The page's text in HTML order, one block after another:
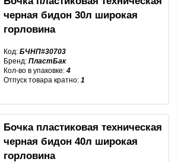
черная бидон 30л широкая
горловина
Код: БЧНП#30703
Бренд: ПластБак
Кол-во в упаковке: 4
Отпуск товара кратно: 1
Бочка пластиковая техническая
черная бидон 40л широкая
горловина